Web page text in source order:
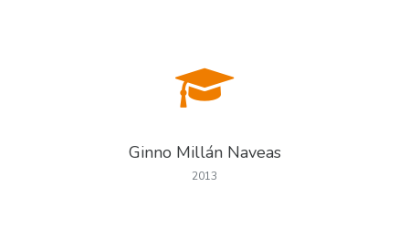
Ginno Millán Naveas
2013